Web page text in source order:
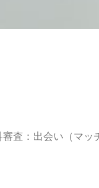
査：出会い（マッ